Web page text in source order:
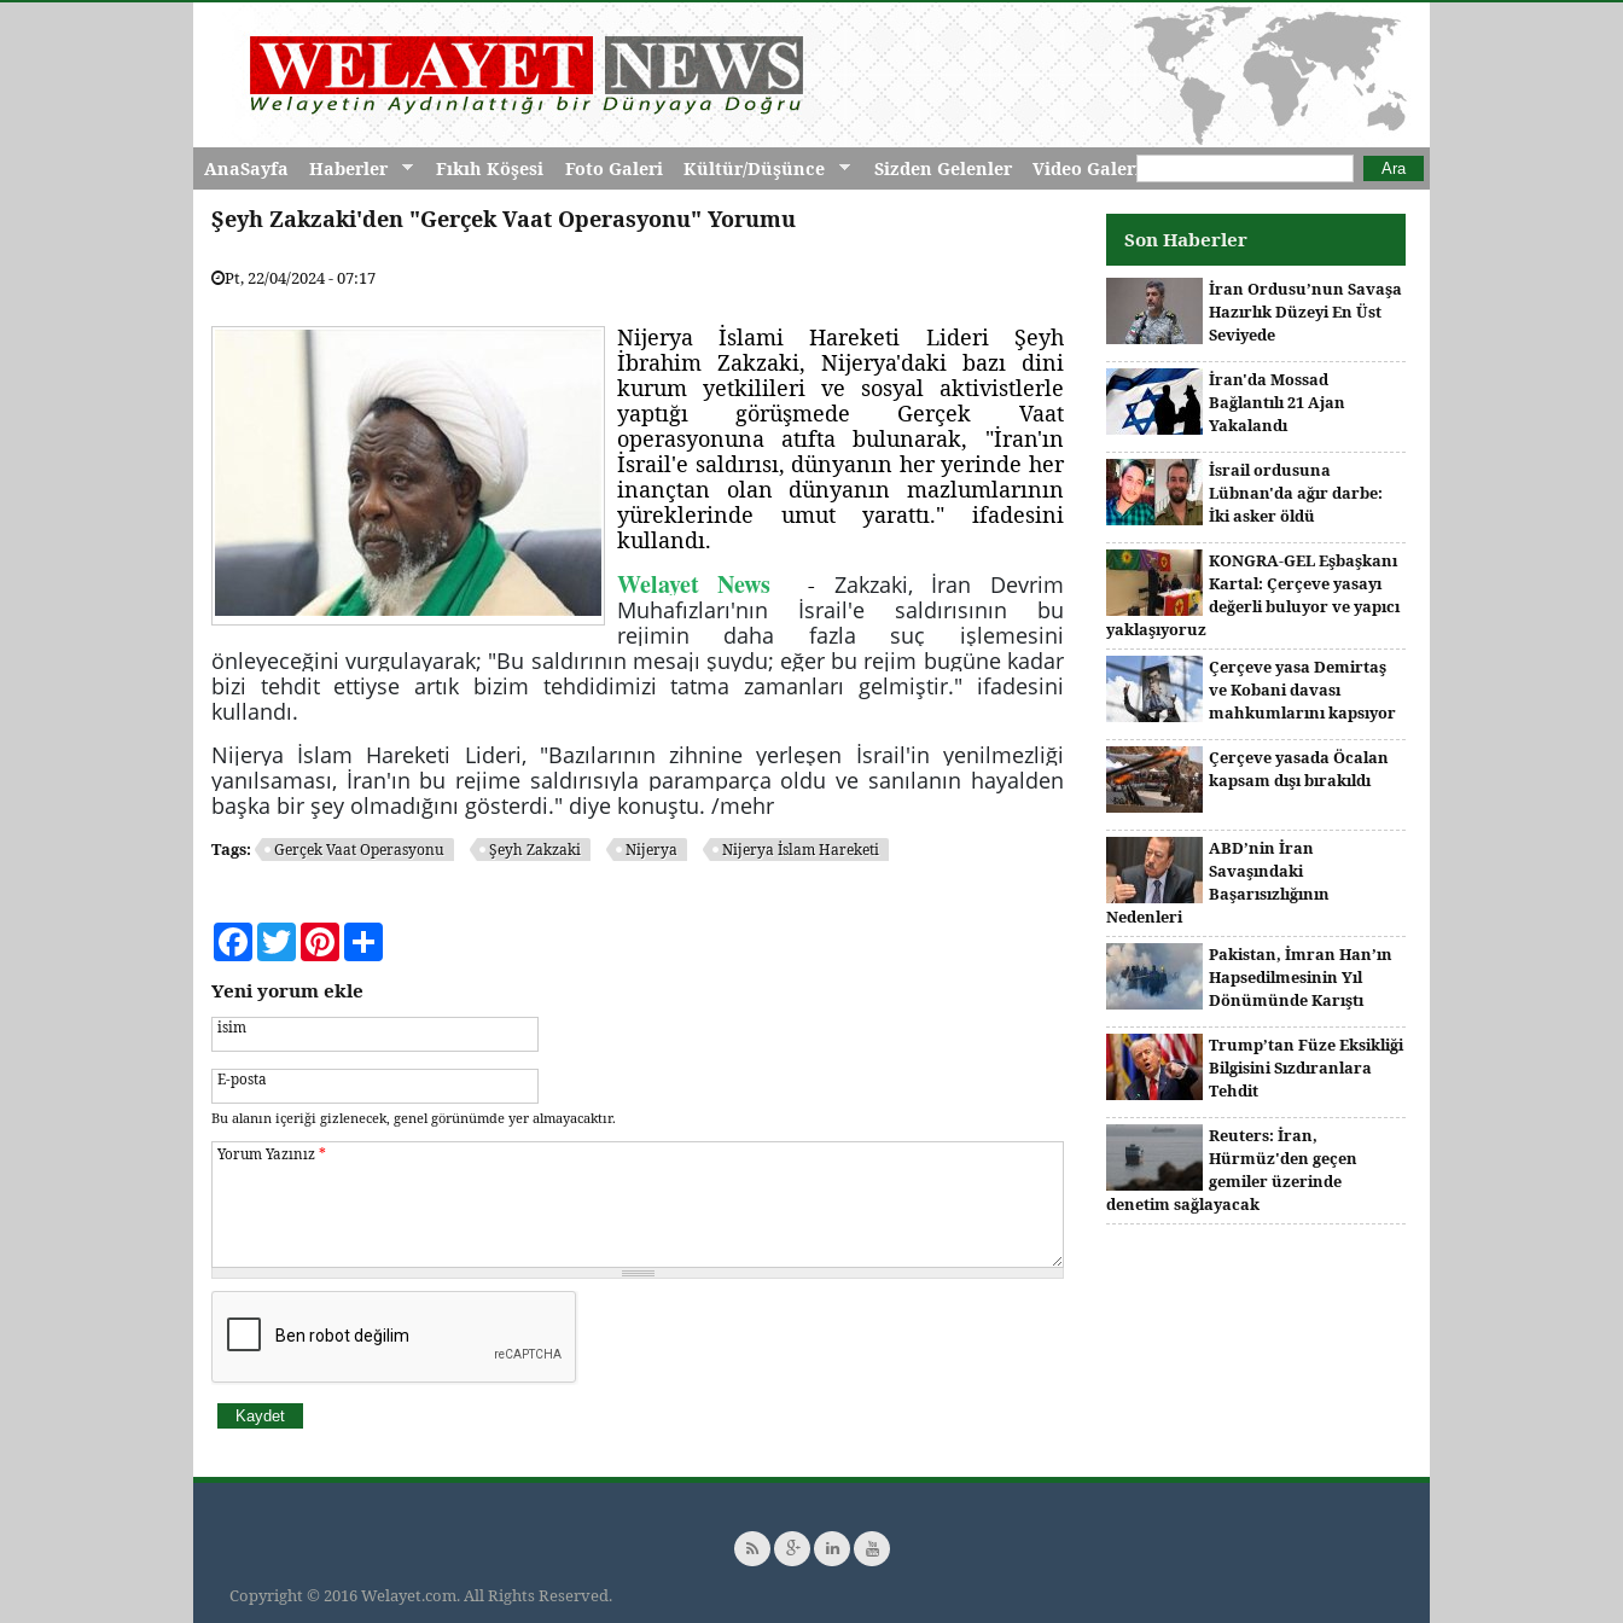
AnaSayfa Haberler Fıkıh Köşesi Foto Galeri Kültür/Düşünce Sizden Gelenler Video GaleriArama formu
Ara
Şeyh Zakzaki'den "Gerçek Vaat Operasyonu" Yorumu
Pt, 22/04/2024 - 07:17
Nijerya İslami Hareketi Lideri Şeyh
İbrahim Zakzaki, Nijerya'daki bazı dini
kurum yetkilileri ve sosyal aktivistlerle
yaptığı görüşmede Gerçek Vaat
operasyonuna atıfta bulunarak, "İran'ın
İsrail'e saldırısı, dünyanın her yerinde her
inançtan olan dünyanın mazlumlarının
yüreklerinde umut yarattı." ifadesini
kullandı.
Welayet News - Zakzaki, İran Devrim
Muhafızları'nın İsrail'e saldırısının bu
rejimin daha fazla suç işlemesini
önleyeceğini vurgulayarak; "‍Bu saldırının mesajı şuydu; eğer bu rejim bugüne kadar
bizi tehdit ettiyse artık bizim tehdidimizi tatma zamanları gelmiştir." ifadesini
kullandı.
Nijerya İslam Hareketi Lideri, "Bazılarının zihnine yerleşen İsrail'in yenilmezliği
yanılsaması, İran'ın bu rejime saldırısıyla paramparça oldu ve sanılanın hayalden
başka bir şey olmadığını gösterdi." diye konuştu. /mehr
Tags: Gerçek Vaat Operasyonu Şeyh Zakzaki Nijerya Nijerya İslam Hareketi
FacebookTwitterPinterest
Yeni yorum ekle
isim
E-posta
Bu alanın içeriği gizlenecek, genel görünümde yer almayacaktır.
Yorum Yazınız*
Son Haberler
İran Ordusu’nun Savaşa
Hazırlık Düzeyi En Üst
Seviyede
İran'da Mossad
Bağlantılı 21 Ajan
Yakalandı
İsrail ordusuna
Lübnan'da ağır darbe:
İki asker öldü
KONGRA-GEL Eşbaşkanı
Kartal: Çerçeve yasayı
değerli buluyor ve yapıcı
yaklaşıyoruz
Çerçeve yasa Demirtaş
ve Kobani davası
mahkumlarını kapsıyor
Çerçeve yasada Öcalan
kapsam dışı bırakıldı
ABD’nin İran
Savaşındaki
Başarısızlığının
Nedenleri
Pakistan, İmran Han’ın
Hapsedilmesinin Yıl
Dönümünde Karıştı
Trump’tan Füze Eksikliği
Bilgisini Sızdıranlara
Tehdit
Reuters: İran,
Hürmüz'den geçen
gemiler üzerinde
denetim sağlayacak
Copyright © 2016 Welayet.com. All Rights Reserved.